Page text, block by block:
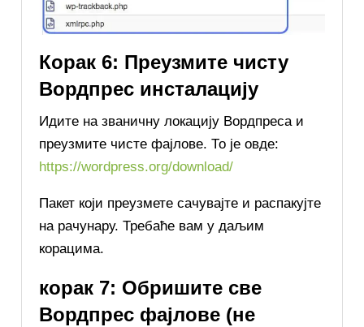
Корак 6: Преузмите чисту
Вордпрес инсталацију
Идите на званичну локацију Вордпреса и
преузмите чисте фајлове. То је овде:
https://wordpress.org/download/
Пакет који преузмете сачувајте и распакујте
на рачунару. Требаће вам у даљим
корацима.
корак 7: Обришите све
Вордпрес фајлове (не